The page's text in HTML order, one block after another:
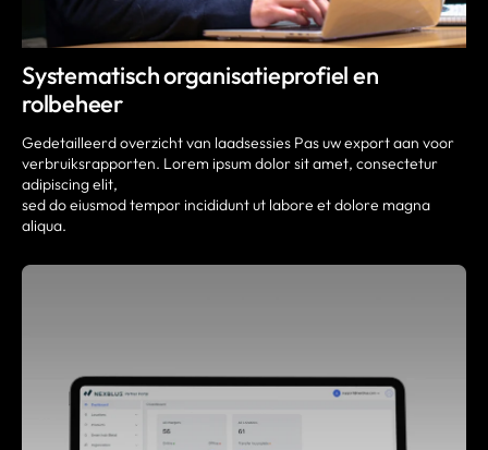
Systematisch organisatieprofiel en
rolbeheer
Gedetailleerd overzicht van laadsessies Pas uw export aan voor
verbruiksrapporten. Lorem ipsum dolor sit amet, consectetur
adipiscing elit,
sed do eiusmod tempor incididunt ut labore et dolore magna
aliqua.